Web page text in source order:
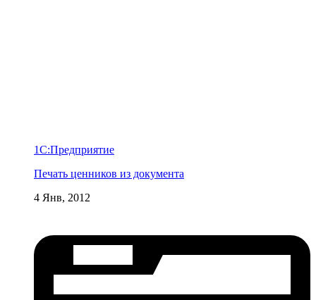
1С:Предприятие
Печать ценников из документа
4 Янв, 2012